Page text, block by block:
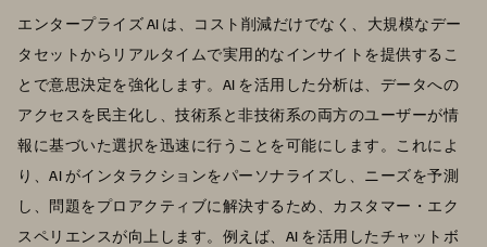
エンタープライズ AI は、コスト削減だけでなく、大規模なデー
タセットからリアルタイムで実用的なインサイトを提供するこ
とで意思決定を強化します。AI を活用した分析は、データへの
アクセスを民主化し、技術系と非技術系の両方のユーザーが情
報に基づいた選択を迅速に行うことを可能にします。これによ
り、AI がインタラクションをパーソナライズし、ニーズを予測
し、問題をプロアクティブに解決するため、カスタマー・エク
スペリエンスが向上します。例えば、AI を活用したチャットボ